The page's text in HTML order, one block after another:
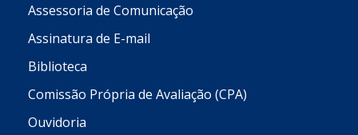
Assessoria de Comunicação
Assinatura de E-mail
Biblioteca
Comissão Própria de Avaliação (CPA)
Ouvidoria